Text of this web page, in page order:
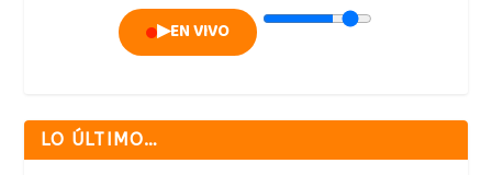
▶EN VIVO
LO ÚLTIMO…